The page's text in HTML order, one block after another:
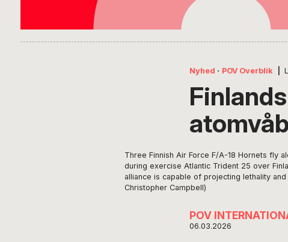
Nyhed · POV Overblik
Three Finnish Air Force F/A-18 Hornets fly
during exercise Atlantic Trident 25 over
alliance is capable of projecting lethality
Christopher Campbell)
POV
06.03.2026